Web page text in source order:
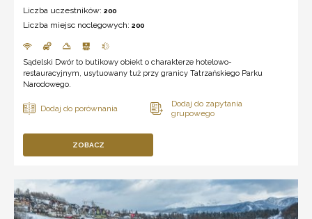
Liczba uczestników: 200
Liczba miejsc noclegowych: 200
Sądelski Dwór to butikowy obiekt o charakterze hotelowo-
restauracyjnym, usytuowany tuż przy granicy Tatrzańskiego Parku
Narodowego.
ZOBACZ